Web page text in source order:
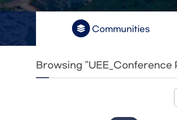
Communities
Browsing "UEE_Conference